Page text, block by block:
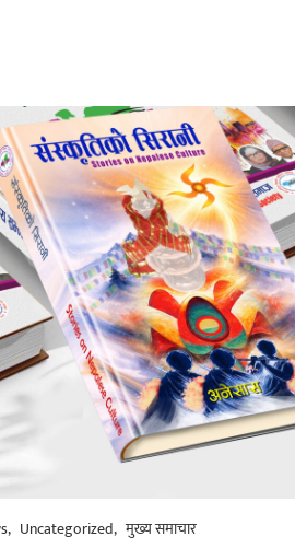
Uncategorized मुख्य समाचार